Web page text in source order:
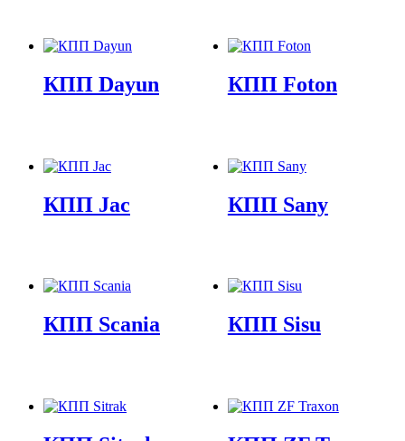
КПП Dayun КПП Foton
КПП Jac КПП Sany
КПП Scania КПП Sisu